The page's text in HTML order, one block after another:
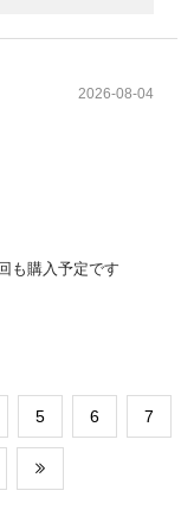
2026-08-04
も購入予定です
​5 ​6 ​7